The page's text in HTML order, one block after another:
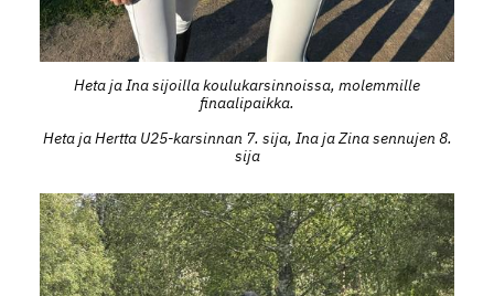
Heta ja Ina sijoilla koulukarsinnoissa, molemmille
finaalipaikka.
Heta ja Hertta U25-karsinnan 7. sija, Ina ja Zina sennujen 8.
sija